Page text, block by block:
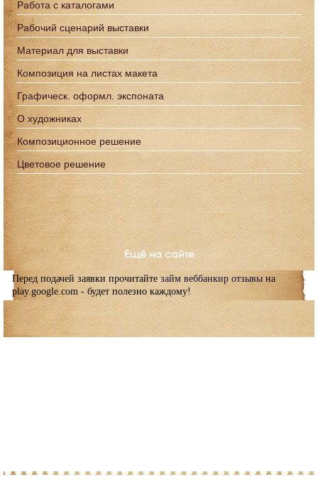
Работа с каталогами
Рабочий сценарий выставки
Материал для выставки
Композиция на листах макета
Графическ. оформл. экспоната
О художниках
Композиционное решение
Цветовое решение
Ещё на сайте
Перед подачей заявки прочитайте займ веббанкир отзывы на
play.google.com - будет полезно каждому!